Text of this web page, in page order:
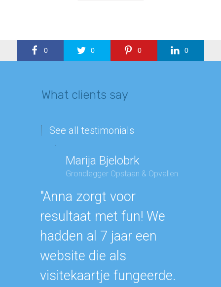
0 0 0 0
What clients say
See all testimonials
Marija Bjelobrk
Grondlegger Opstaan & Opvallen
"Anna zorgt voor
resultaat met fun! We
hadden al 7 jaar een
website die als
visitekaartje fungeerde.